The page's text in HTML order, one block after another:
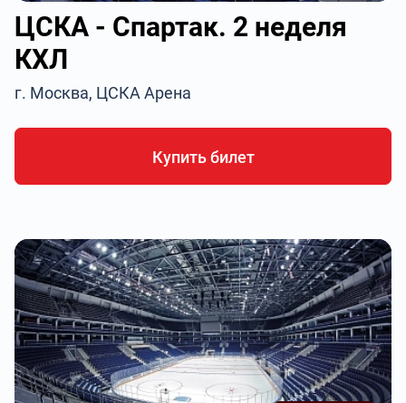
ЦСКА - Спартак. 2 неделя
КХЛ
г. Москва, ЦСКА Арена
Купить билет